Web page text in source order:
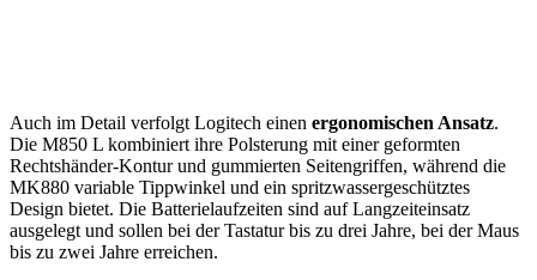
Auch im Detail verfolgt Logitech einen ergonomischen Ansatz.
Die M850 L kombiniert ihre Polsterung mit einer geformten
Rechtshänder-Kontur und gummierten Seitengriffen, während die
MK880 variable Tippwinkel und ein spritzwassergeschütztes
Design bietet. Die Batterielaufzeiten sind auf Langzeiteinsatz
ausgelegt und sollen bei der Tastatur bis zu drei Jahre, bei der Maus
bis zu zwei Jahre erreichen.